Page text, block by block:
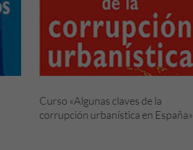
Curso «Algunas claves de la
corrupción urbanística en España»